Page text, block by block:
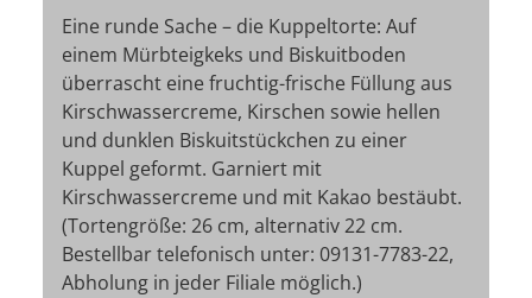
Eine runde Sache – die Kuppeltorte: Auf
einem Mürbteigkeks und Biskuitboden
überrascht eine fruchtig-frische Füllung aus
Kirschwassercreme, Kirschen sowie hellen
und dunklen Biskuitstückchen zu einer
Kuppel geformt. Garniert mit
Kirschwassercreme und mit Kakao bestäubt.
(Tortengröße: 26 cm, alternativ 22 cm.
Bestellbar telefonisch unter: 09131-7783-22,
Abholung in jeder Filiale möglich.)